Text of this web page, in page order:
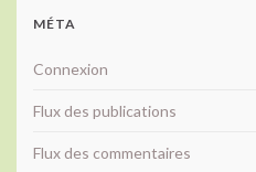
MÉTA
Connexion
Flux des publications
Flux des commentaires